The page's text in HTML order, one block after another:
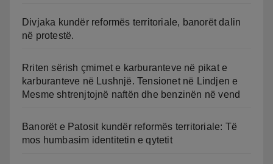
Divjaka kundër reformës territoriale, banorët dalin
në protestë.
Rriten sërish çmimet e karburanteve në pikat e
karburanteve në Lushnjë. Tensionet në Lindjen e
Mesme shtrenjtojnë naftën dhe benzinën në vend
Banorët e Patosit kundër reformës territoriale: Të
mos humbasim identitetin e qytetit